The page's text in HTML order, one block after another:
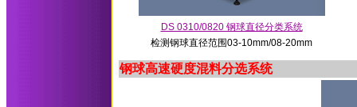
DS 0310/0820 钢球直径分类系统
检测钢球直径范围03-10mm/08-20mm
钢球高速硬度混料分选系统